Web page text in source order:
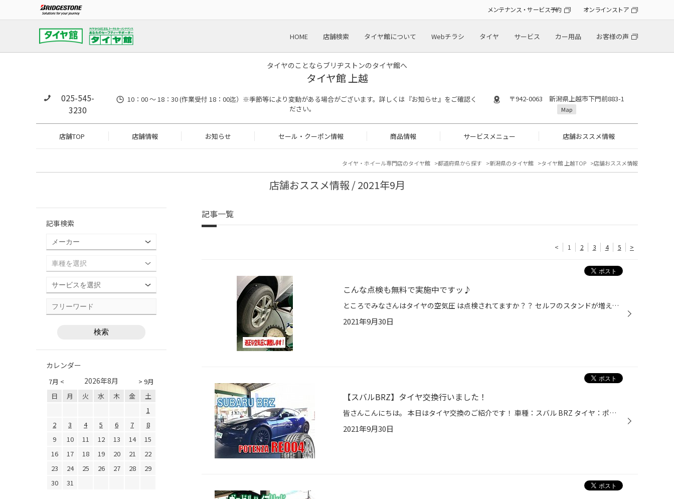
メンテナンス・サービス予約 オンラインストア
HOME 店舗検索 タイヤ館について Webチラシ タイヤ サービス カー用品 お客様の声
タイヤのことならブリヂストンのタイヤ館へ
タイヤ館 上越
025-545-
3230
10：00 ～ 18：30 (作業受付 18：00迄）※季節等により変動がある場合がございます。詳しくは『お知らせ』をご確認く
ださい。
〒942-0063 新潟県上越市下門前883-1
Map
店舗TOP 店舗情報 お知らせ セール・クーポン情報 商品情報 サービスメニュー 店舗おススメ情報
タイヤ・ホイール専門店のタイヤ館 都道府県から探す 新潟県のタイヤ館 タイヤ館 上越TOP 店舗おススメ情報
店舗おススメ情報 / 2021年9月
記事一覧
< 1 2 3 4 5 >
こんな点検も無料で実施中ですッ♪
ところでみなさんはタイヤの空気圧 は点検されてますか？？ セルフのスタンドが増えて点検されない 方も多いのではないでしょうか？？ そんな方にオススメなのが 当店の無料点検♪♪ まずは適正な空気圧に調整します！！ 空気圧は月に1度の点検がオススメ♪ 次にトルクレンチをお車に合わせて適正値で ...
2021年9月30日
【スバルBRZ】タイヤ交換行いました！
皆さんこんにちは。 本日はタイヤ交換のご紹介です！ 車種：スバル BRZ タイヤ：ポテンザRE004 お車は言わずと知れた人気の スポーツカーですね！ 組替はいつも通りリムの磨きも しっかり行いバランス調整も 行いました！ バランスですが、今回はSTI純正の 黒ホイールですのでオプションで ブラック...
2021年9月30日
記事検索
カレンダー
7月 < > 9月
2026年8月
日 月 火 水 木 金
土
1
2
3 4 5 6 7
8
9
10 11 12 13 14
15
16
17 18 19 20 21
22
23
24 25 26 27 28
29
30
31